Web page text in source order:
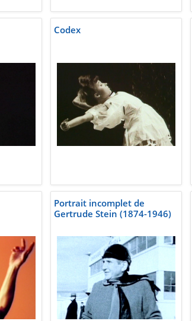
Codex
Portrait incomplet de
Gertrude Stein (1874-1946)